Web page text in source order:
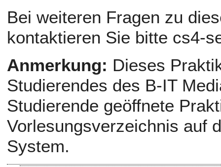
Bei weiteren Fragen zu
kontaktieren Sie bitte cs4-
Anmerkung: Dieses
Studierendes des B-IT
Studierende geöffnete
Vorlesungsverzeichnis auf
System.